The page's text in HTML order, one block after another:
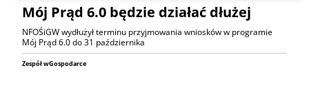
Mój Prąd 6.0 będzie działać dłużej
NFOŚiGW wydłużył terminu przyjmowania wniosków w programie
Mój Prąd 6.0 do 31 października
Zespół wGospodarce